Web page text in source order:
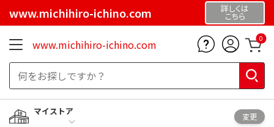
www.michihiro-ichino.com 詳しくは
こちら
www.michihiro-ichino.com 0
マイストア
変更